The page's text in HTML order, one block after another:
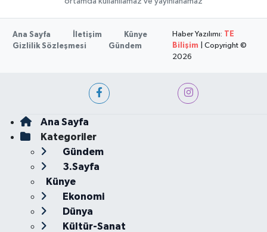
Ana Sayfa İletişim
Künye
Gizlilik Sözleşmesi
Gündem
Haber Yazılımı: TE
Bilişim | Copyright ©
2026
Ana Sayfa
Kategoriler
Gündem
3.Sayfa
Künye
Ekonomi
Dünya
Kültür-Sanat